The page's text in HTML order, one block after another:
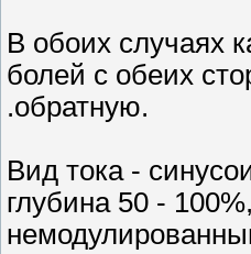
В обоих случаях
болей с обеих
.обратную.
Вид тока -
глубина 50 -